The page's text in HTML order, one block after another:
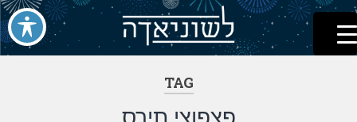
דלג
לתוכן
לשוניאדה
עברית. לשון. שפה
TAG